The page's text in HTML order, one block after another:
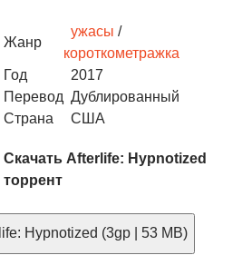
Жанр
ужасы /
короткометражка
Год
2017
Перевод Дублированный
Страна
США
Скачать Afterlife: Hypnotized
торрент
Hypnotized (3gp | 53 MB)